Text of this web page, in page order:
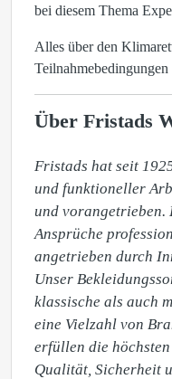
bei diesem Thema
Alles über den
Teilnahmebedingungen
Über Fristads
Fristads hat seit
und funktioneller
und vorangetrieben.
Ansprüche
angetrieben durch
Unser
klassische als auch
eine Vielzahl von
erfüllen die
Qualität, Sicherheit